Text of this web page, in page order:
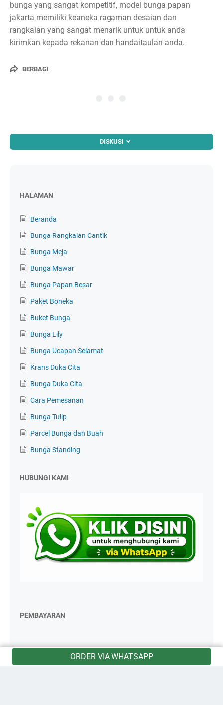
bunga yang sangat kompetitif, model bunga papan
jakarta memiliki keaneka ragaman desaian dan
rangkaian yang sangat menarik untuk untuk anda
kirimkan kepada rekanan dan handaitaulan anda.
BERBAGI
DISKUSI
ORDER VIA WHATSAPP
HALAMAN
Beranda
Bunga Rangkaian Cantik
Bunga Meja
Bunga Mawar
Bunga Papan Besar
Paket Boneka
Buket Bunga
Bunga Lily
Bunga Ucapan Selamat
Krans Duka Cita
Bunga Duka Cita
Cara Pemesanan
Bunga Tulip
Parcel Bunga dan Buah
Bunga Standing
HUBUNGI KAMI
PEMBAYARAN